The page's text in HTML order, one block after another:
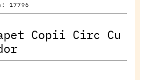
17796
Copii Circ Cu